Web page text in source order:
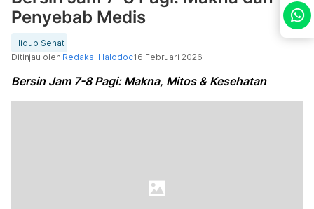
Penyebab Medis
Hidup Sehat
Ditinjau oleh Redaksi Halodoc16 Februari 2026
Bersin Jam 7-8 Pagi: Makna, Mitos & Kesehatan